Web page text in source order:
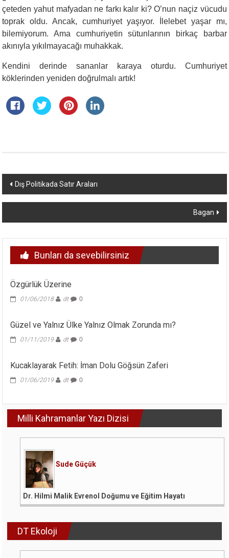
çeteden yahut mafyadan ne farkı kalır ki? O’nun naçiz vücudu
toprak oldu. Ancak, cumhuriyet yaşıyor. İlelebet yaşar mı,
bilemiyorum. Ama cumhuriyetin sütunlarının birkaç barbar
akınıyla yıkılmayacağı muhakkak.
Kendini derinde sananlar karaya oturdu. Cumhuriyet
köklerinden yeniden doğrulmalı artık!
Yazı
dolaşımı
Dış Politikada Satır Araları
Bagan
Bunları da sevebilirsiniz
Özgürlük Üzerine
01/06/2018 dt 0
Güzel ve Yalnız Ülke Yalnız Olmak Zorunda mı?
01/11/2019 dt 0
Kucaklayarak Fetih: İman Dolu Göğsün Zaferi
01/06/2019 dt 0
Milli Kahramanlar Yazı Dizisi
Sude Güçük
Dr. Hilmi Malik Evrenol Doğumu ve Eğitim Hayatı
DT Ekoloji